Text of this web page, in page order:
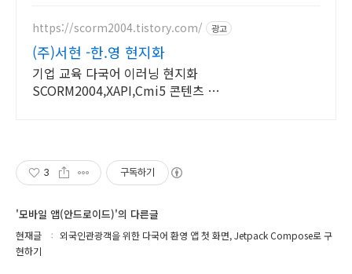
https://scorm2004.tistory.com/ 광고
(주)서현 -한.영 현지화
기업 교육 다국어 이러닝 현지화
SCORM2004,XAPI,Cmi5 콘텐츠 개
3 구독하기
'모바일 앱(안드로이드)'의 다른글
현재글
외국인관광객을 위한 다국어 환영 앱 첫 화면, Jetpack Compose로 구
현하기